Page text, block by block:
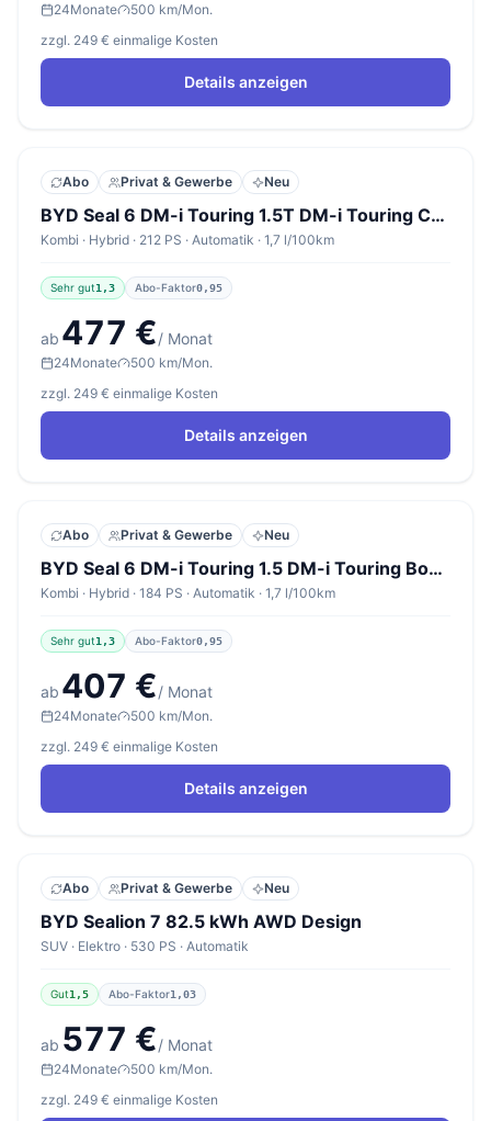
24Monate
500 km/Mon.
zzgl. 249 € einmalige Kosten
Details anzeigen
Abo Privat & Gewerbe Neu
BYD Seal 6 DM-i Touring 1.5T DM-i Touring Comfort
Kombi · Hybrid · 212 PS · Automatik · 1,7 l/100km
Sehr gut1,3 Abo-Faktor0,95
ab 477 €/ Monat
24Monate
500 km/Mon.
zzgl. 249 € einmalige Kosten
Details anzeigen
Abo Privat & Gewerbe Neu
BYD Seal 6 DM-i Touring 1.5 DM-i Touring Boost Boost
Kombi · Hybrid · 184 PS · Automatik · 1,7 l/100km
Sehr gut1,3 Abo-Faktor0,95
ab 407 €/ Monat
24Monate
500 km/Mon.
zzgl. 249 € einmalige Kosten
Details anzeigen
Abo Privat & Gewerbe Neu
BYD Sealion 7 82.5 kWh AWD Design
SUV · Elektro · 530 PS · Automatik
Gut1,5 Abo-Faktor1,03
ab 577 €/ Monat
24Monate
500 km/Mon.
zzgl. 249 € einmalige Kosten